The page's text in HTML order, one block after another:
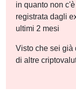
in quanto non
registrata dagli
ultimi 2 mesi
Visto che sei già
di altre